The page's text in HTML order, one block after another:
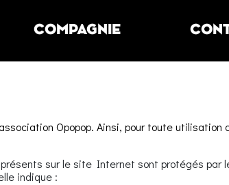
COMPAGNIE
Opopop. Ainsi, pour toute utilisation
sur le site Internet sont protégés par
indique :